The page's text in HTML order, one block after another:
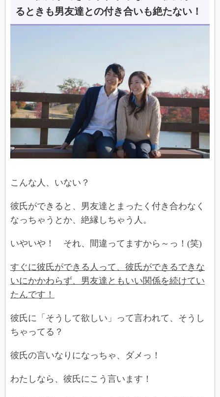
るときも男友達との付き合いも絶たない！
こんな人、いない？
彼氏ができると、男友達とまったく付き合わなく
なっちゃうとか、絶縁しちゃう人。
いやいや！ それ、間違ってますから～っ！(笑)
すぐに彼氏ができる人って、彼氏ができるできな
いにかかわらず、男友達ともいい関係を続けてい
たんです！
彼氏に「そうして欲しい」って言われて、そうし
ちゃってる？
彼氏の言いなりになっちゃ、ダメっ！
わたしなら、彼氏にこう言います！